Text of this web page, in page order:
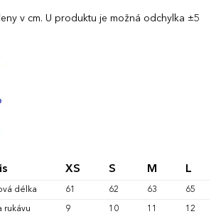
v cm. U produktu je možná odchylka ±5
XS S M L
délka 61 62 63 65
rukávu 9 10 11 12